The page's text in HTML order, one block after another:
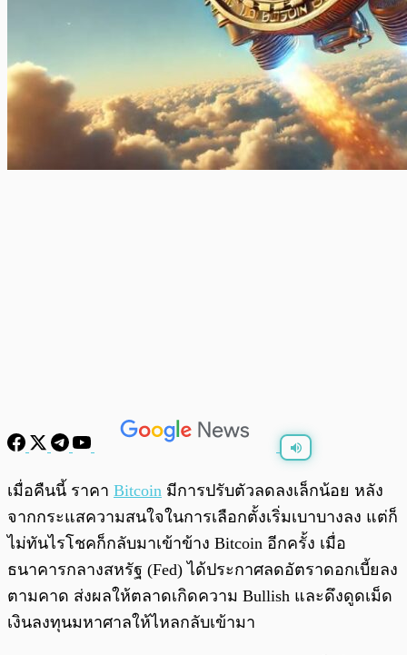
พร้อมเล่น 0:00/
เมื่อคืนนี้ ราคา Bitcoin มีการปรับตัวลดลงเล็กน้อย หลัง
จากกระแสความสนใจในการเลือกตั้งเริ่มเบาบางลง แต่ก็
ไม่ทันไรโชคก็กลับมาเข้าข้าง Bitcoin อีกครั้ง เมื่อ
ธนาคารกลางสหรัฐ (Fed) ได้ประกาศลดอัตราดอกเบี้ยลง
ตามคาด ส่งผลให้ตลาดเกิดความ Bullish และดึงดูดเม็ด
เงินลงทุนมหาศาลให้ไหลกลับเข้ามา